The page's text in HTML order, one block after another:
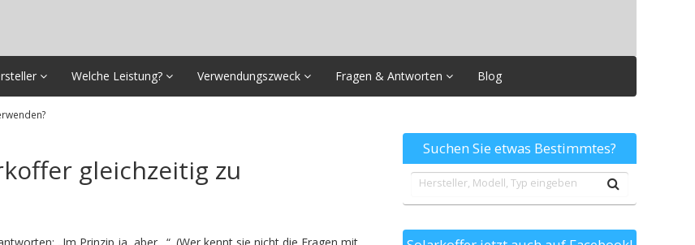
Welche Leistung? Verwendungszweck Fragen & Antworten Blog
gleichzeitig zu
Suchen Sie etwas Bestimmtes?